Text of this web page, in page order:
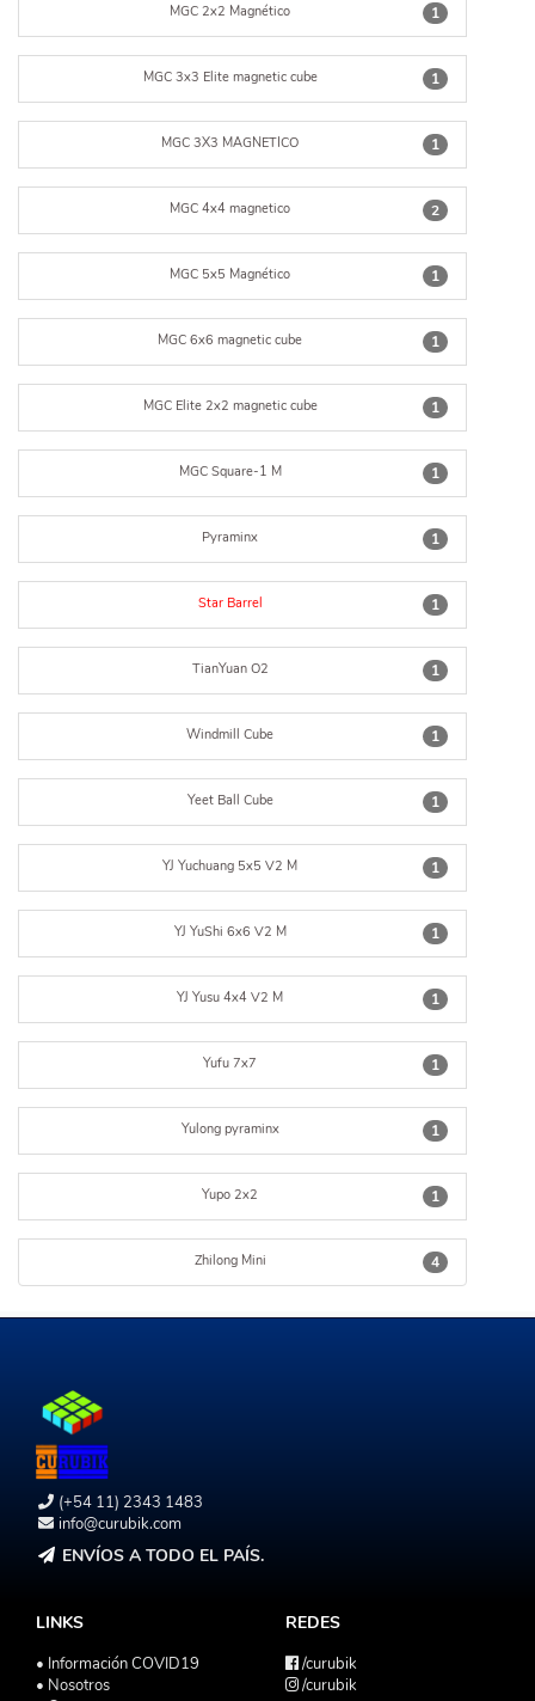
1
MGC 2x2 Magnético
1
MGC 3x3 Elite magnetic cube
1
MGC 3X3 MAGNETICO
2
MGC 4x4 magnetico
1
MGC 5x5 Magnético
1
MGC 6x6 magnetic cube
1
MGC Elite 2x2 magnetic cube
1
MGC Square-1 M
1
Pyraminx
1
Star Barrel
1
TianYuan O2
1
Windmill Cube
1
Yeet Ball Cube
1
YJ Yuchuang 5x5 V2 M
1
YJ YuShi 6x6 V2 M
1
YJ Yusu 4x4 V2 M
1
Yufu 7x7
1
Yulong pyraminx
1
Yupo 2x2
4
Zhilong Mini
(+54 11) 2343 1483
info@curubik.com
ENVÍOS A TODO EL PAÍS.
LINKS
• Información COVID19
• Nosotros
REDES
/curubik
/curubik